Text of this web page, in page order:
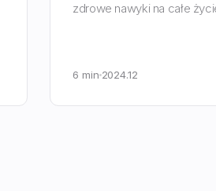
zdrowe nawyki na całe
6 min 2024.12